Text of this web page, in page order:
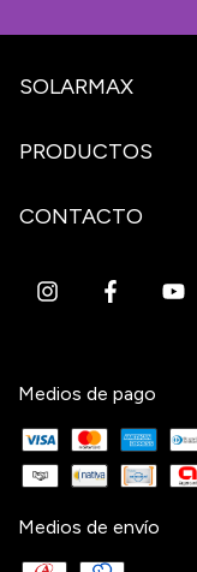
SOLARMAX
PRODUCTOS
CONTACTO
Medios de pago
Medios de envío